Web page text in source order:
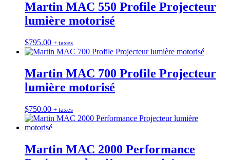
Martin MAC 550 Profile Projecteur
lumière motorisé
$795.00 + taxes
Martin MAC 700 Profile Projecteur
lumière motorisé
$750.00 + taxes
Martin MAC 2000 Performance